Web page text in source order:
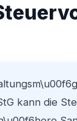
kann die